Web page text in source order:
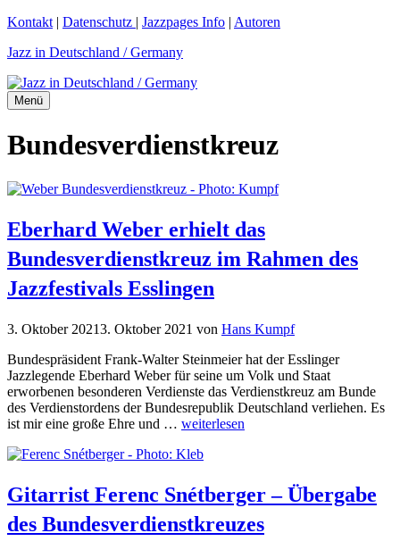
Zum
springen
Kontakt | Datenschutz | Jazzpages Info | Autoren
Jazz in Deutschland / Germany
Menü
Bundesverdienstkreuz
Eberhard Weber erhielt das
Bundesverdienstkreuz im Rahmen des
Jazzfestivals Esslingen
3. Oktober 20213. Oktober 2021 von Hans Kumpf
Bundespräsident Frank-Walter Steinmeier hat der Esslinger
Jazzlegende Eberhard Weber für seine um Volk und Staat
erworbenen besonderen Verdienste das Verdienstkreuz am Bunde
des Verdienstordens der Bundesrepublik Deutschland verliehen. Es
ist mir eine große Ehre und … weiterlesen
Gitarrist Ferenc Snétberger – Übergabe
des Bundesverdienstkreuzes